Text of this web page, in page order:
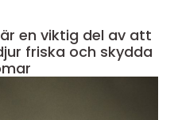
en viktig del av att
friska och skydda